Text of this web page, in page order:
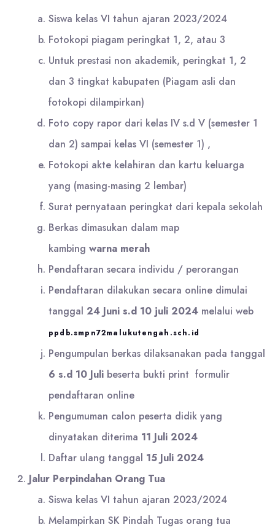
Siswa kelas VI tahun ajaran 2023/2024
Fotokopi piagam peringkat 1, 2, atau 3
Untuk prestasi non akademik, peringkat 1, 2
dan 3 tingkat kabupaten (Piagam asli dan
fotokopi dilampirkan)
Foto copy rapor dari kelas IV s.d V (semester 1
dan 2) sampai kelas VI (semester 1) ,
Fotokopi akte kelahiran dan kartu keluarga
yang (masing-masing 2 lembar)
Surat pernyataan peringkat dari kepala sekolah
Berkas dimasukan dalam map
kambing warna merah
Pendaftaran secara individu / perorangan
Pendaftaran dilakukan secara online dimulai
tanggal 24 Juni s.d 10 juli 2024 melalui web
ppdb.smpn72malukutengah.sch.id
Pengumpulan berkas dilaksanakan pada tanggal
6 s.d 10 Juli beserta bukti print formulir
pendaftaran online
Pengumuman calon peserta didik yang
dinyatakan diterima 11 Juli 2024
Daftar ulang tanggal 15 Juli 2024
Jalur Perpindahan Orang Tua
Siswa kelas VI tahun ajaran 2023/2024
Melampirkan SK Pindah Tugas orang tua